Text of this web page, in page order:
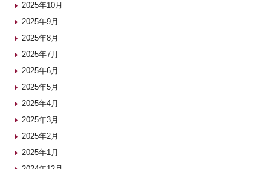
2025年10月
2025年9月
2025年8月
2025年7月
2025年6月
2025年5月
2025年4月
2025年3月
2025年2月
2025年1月